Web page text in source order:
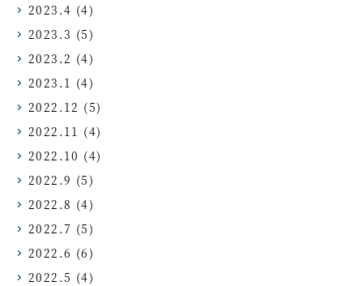
2023.4 (4)
2023.3 (5)
2023.2 (4)
2023.1 (4)
2022.12 (5)
2022.11 (4)
2022.10 (4)
2022.9 (5)
2022.8 (4)
2022.7 (5)
2022.6 (6)
2022.5 (4)